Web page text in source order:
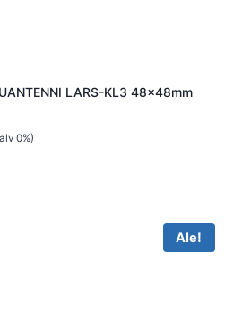
LARS-KL3 48x48mm
0%)
Ale!